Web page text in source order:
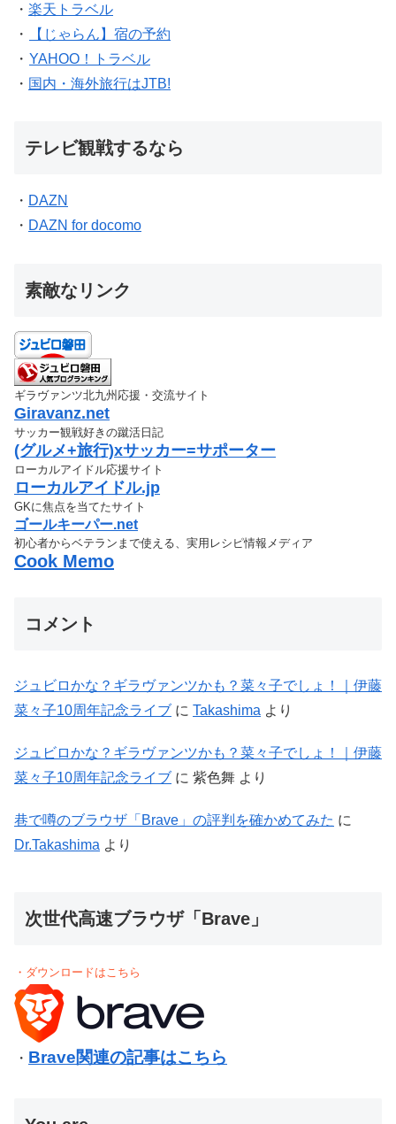
・ 楽天トラベル
・
【じゃらん】宿の予約
・ YAHOO！トラベル
・ 国内・海外旅行はJTB!
テレビ観戦するなら
・ DAZN
・ DAZN for docomo
素敵なリンク
ギラヴァンツ北九州応援・交流サイト
Giravanz.net
サッカー観戦好きの蹴活日記
(グルメ+旅行)xサッカー=サポーター
ローカルアイドル応援サイト
ローカルアイドル.jp
GKに焦点を当てたサイト
ゴールキーパー.net
初心者からベテランまで使える、実用レシピ情報メディア
Cook Memo
コメント
ジュビロかな？ギラヴァンツかも？菜々子でしょ！｜伊藤
菜々子10周年記念ライブ に Takashima より
ジュビロかな？ギラヴァンツかも？菜々子でしょ！｜伊藤
菜々子10周年記念ライブ に 紫色舞 より
巷で噂のブラウザ「Brave」の評判を確かめてみた に
Dr.Takashima より
次世代高速ブラウザ「Brave」
・ダウンロードはこちら
・ Brave関連の記事はこちら